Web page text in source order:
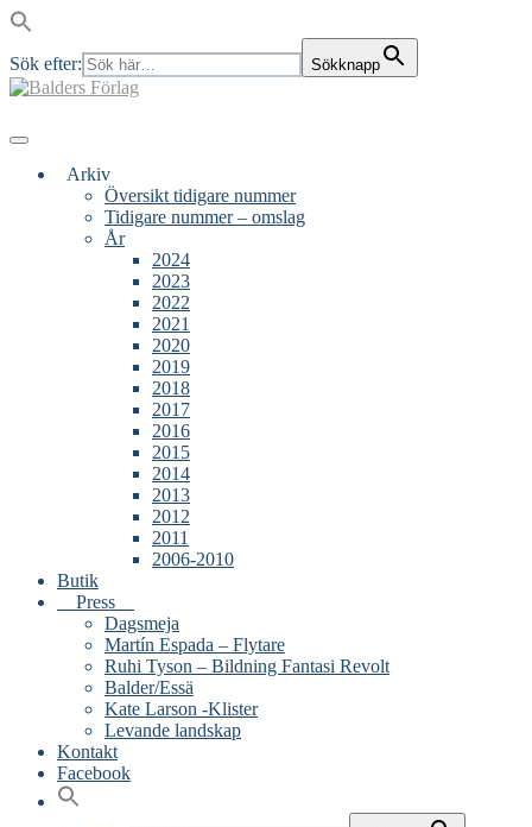
Sök efter: Sökknapp
Skip
Menu
Arkiv
Översikt tidigare nummer
Tidigare nummer – omslag
År
2024
2023
2022
2021
2020
2019
2018
2017
2016
2015
2014
2013
2012
2011
2006-2010
Butik
Press
Dagsmeja
Martín Espada – Flytare
Ruhi Tyson – Bildning Fantasi Revolt
Balder/Essä
Kate Larson -Klister
Levande landskap
Kontakt
Facebook